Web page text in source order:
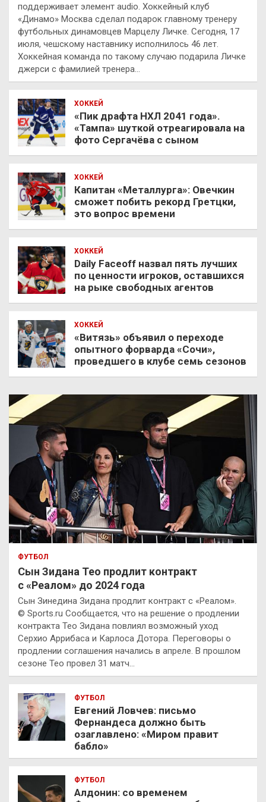
поддерживает элемент audio. Хоккейный клуб
«Динамо» Москва сделал подарок главному тренеру
футбольных динамовцев Марцелу Личке. Сегодня, 17
июля, чешскому наставнику исполнилось 46 лет.
Хоккейная команда по такому случаю подарила Личке
джерси с фамилией тренера…
ХОККЕЙ
«Пик драфта НХЛ 2041 года».
«Тампа» шуткой отреагировала на
фото Сергачёва с сыном
ХОККЕЙ
Капитан «Металлурга»: Овечкин
сможет побить рекорд Гретцки,
это вопрос времени
ХОККЕЙ
Daily Faceoff назвал пять лучших
по ценности игроков, оставшихся
на рыке свободных агентов
ХОККЕЙ
«Витязь» объявил о переходе
опытного форварда «Сочи»,
проведшего в клубе семь сезонов
ФУТБОЛ
Сын Зидана Тео продлит контракт
с «Реалом» до 2024 года
Сын Зинедина Зидана продлит контракт с «Реалом».
© Sports.ru Сообщается, что на решение о продлении
контракта Тео Зидана повлиял возможный уход
Серхио Аррибаса и Карлоса Дотора. Переговоры о
продлении соглашения начались в апреле. В прошлом
сезоне Тео провел 31 матч…
ФУТБОЛ
Евгений Ловчев: письмо
Фернандеса должно быть
озаглавлено: «Миром правит
бабло»
ФУТБОЛ
Алдонин: со временем